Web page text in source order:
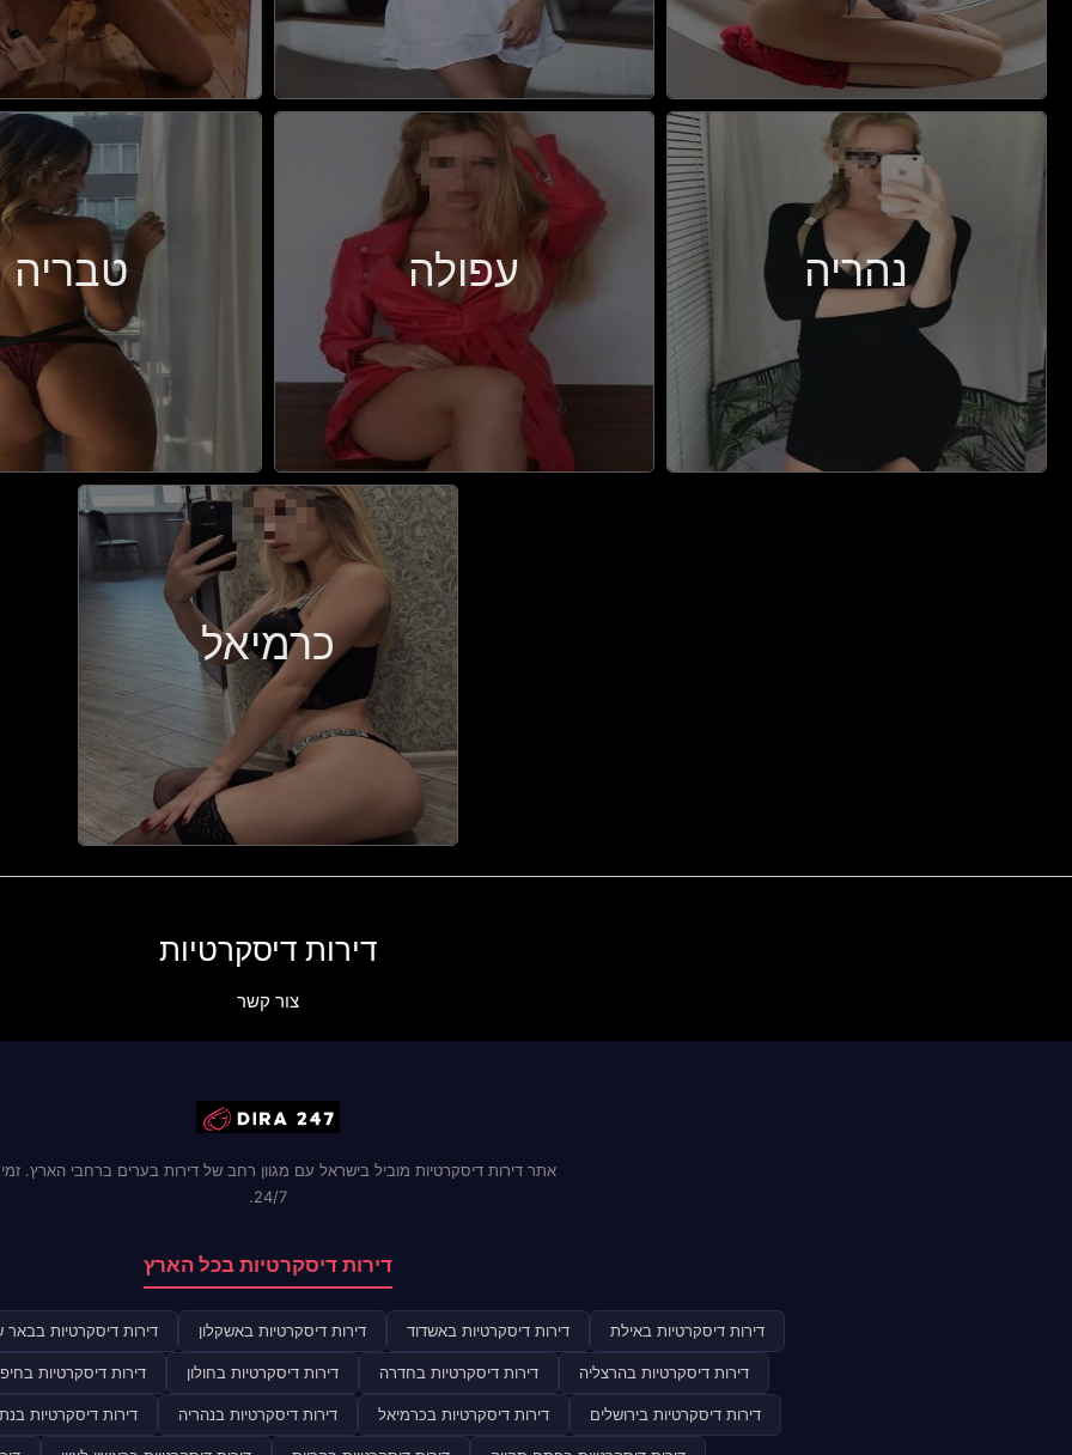
נהריה עפולה טבריה
כרמיאל
דירות דיסקרטיות
צור קשר
אתר דירות דיסקרטיות מוביל בישראל עם מגוון רחב של דירות בערים ברחבי הארץ.
24/7.
דירות דיסקרטיות בכל הארץ
דירות דיסקרטיות באילת דירות דיסקרטיות באשדוד דירות דיסקרטיות באשקלון דירות דיסקרטיות
דירות דיסקרטיות בהרצליה דירות דיסקרטיות בחדרה דירות דיסקרטיות בחולון דירות דיסקרטיות
דירות דיסקרטיות בירושלים דירות דיסקרטיות בכרמיאל דירות דיסקרטיות בנהריה דירות דיסקרטיות